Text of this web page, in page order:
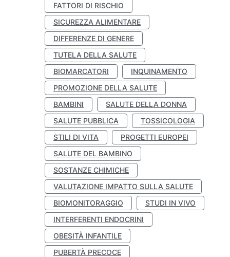
FATTORI DI RISCHIO
SICUREZZA ALIMENTARE
DIFFERENZE DI GENERE
TUTELA DELLA SALUTE
BIOMARCATORI
INQUINAMENTO
PROMOZIONE DELLA SALUTE
BAMBINI
SALUTE DELLA DONNA
SALUTE PUBBLICA
TOSSICOLOGIA
STILI DI VITA
PROGETTI EUROPEI
SALUTE DEL BAMBINO
SOSTANZE CHIMICHE
VALUTAZIONE IMPATTO SULLA SALUTE
BIOMONITORAGGIO
STUDI IN VIVO
INTERFERENTI ENDOCRINI
OBESITÀ INFANTILE
PUBERTÀ PRECOCE